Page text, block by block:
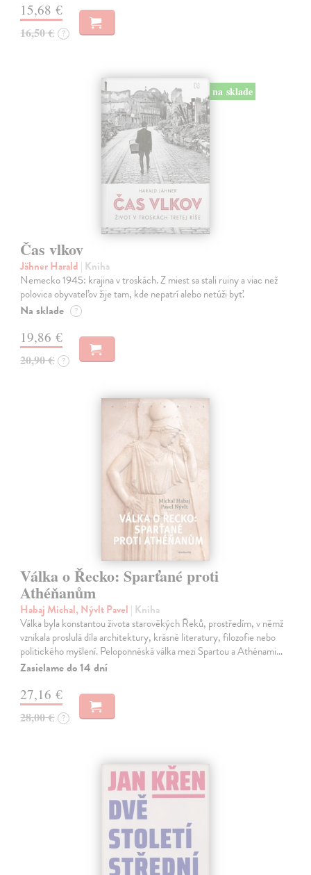
15,68 €
16,50 € ?
na sklade
Čas vlkov
Jähner Harald | Kniha
Nemecko 1945: krajina v troskách. Z miest sa stali ruiny a viac než
polovica obyvateľov žije tam, kde nepatrí alebo netúži byť.
Na sklade ?
19,86 €
20,90 € ?
Válka o Řecko: Sparťané proti
Athéňanům
Habaj Michal, Nývlt Pavel | Kniha
Válka byla konstantou života starověkých Řeků, prostředím, v němž
vznikala proslulá díla architektury, krásné literatury, filozofie nebo
politického myšlení. Peloponnéská válka mezi Spartou a Athénami…
Zasielame do 14 dní
27,16 €
28,00 € ?